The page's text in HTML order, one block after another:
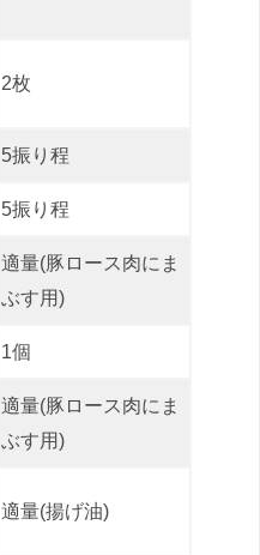
2枚
5振り程
5振り程
適量(豚ロース肉にま
ぶす用)
1個
適量(豚ロース肉にま
ぶす用)
適量(揚げ油)